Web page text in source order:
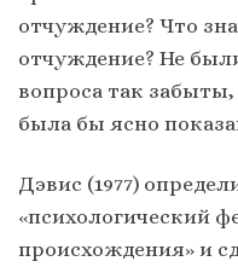
отчуждение? Что
отчуждение? Не
вопроса так
была бы ясно
Дэвис (1977)
«психологический
происхождения» и